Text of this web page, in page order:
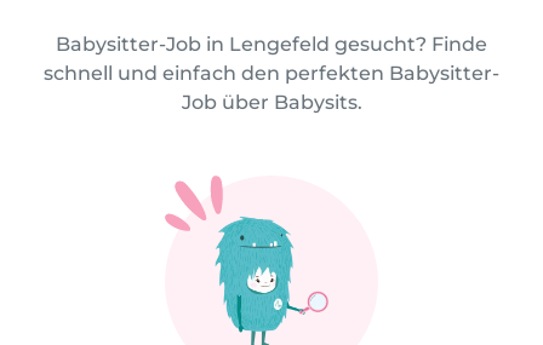
Babysitter-Job in Lengefeld gesucht? Finde
schnell und einfach den perfekten Babysitter-
Job über Babysits.